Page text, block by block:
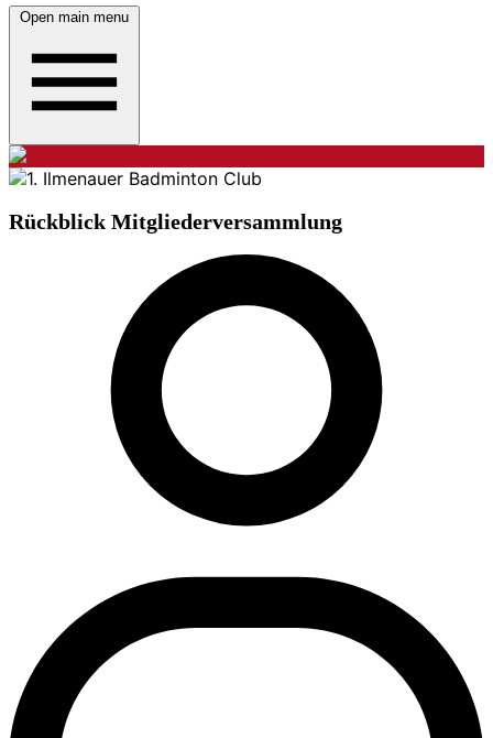
Open main menu
Rückblick Mitgliederversammlung